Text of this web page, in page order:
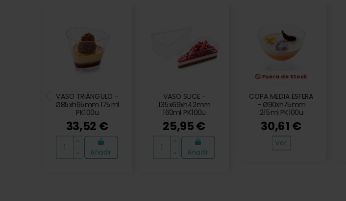
VASO TRIÁNGULO -
Ø85xh65mm 175ml
PK100u
33,52 €
Añadir
VASO SLICE -
135x69xh42mm
160ml PK100u
25,95 €
Añadir
Fuera de Stock
COPA MEDIA ESFERA
- Ø90xh75mm
215ml PK100u
30,61 €
Ver